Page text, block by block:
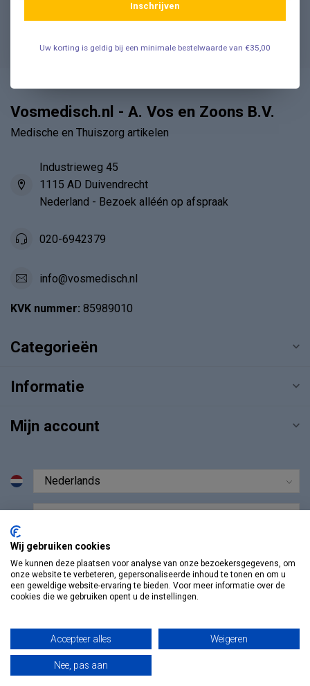
Vosmedisch.nl - A. Vos en Zoons B.V.
Medische en Thuiszorg artikelen
Industrieweg 45
1115 AD Duivendrecht
Nederland - Bezoek alléén op afspraak
020-6942379
info@vosmedisch.nl
KVK nummer: 85989010
Categorieën
Informatie
Mijn account
© Copyright 2026 Vosmedisch.nl - A. Vos en Zoons B.V.
Wij gebruiken cookies
We kunnen deze plaatsen voor analyse van onze bezoekersgegevens, om
onze website te verbeteren, gepersonaliseerde inhoud te tonen en om u
een geweldige website-ervaring te bieden. Voor meer informatie over de
cookies die we gebruiken opent u de instellingen.
Accepteer alles Weigeren
Nee, pas aan
Inschrijven
Uw korting is geldig bij een minimale bestelwaarde van €35,00